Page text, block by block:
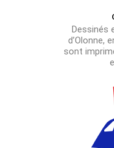
Dessinés
d’Olonne,
sont